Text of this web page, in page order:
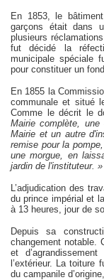
En 1853, le
garçons était dans
plusieurs
fut décidé la
municipale spéciale
pour constituer un
En 1855 la
communale et situé
Comme le décrit le
Mairie complète,
Mairie et un autre
remise pour la
une morgue, en
jardin de l'instituteur. »
L’adjudication des
du prince impérial et
à 13 heures, jour de
Depuis sa
changement notable.
et
l’extérieur. La toiture
du campanile